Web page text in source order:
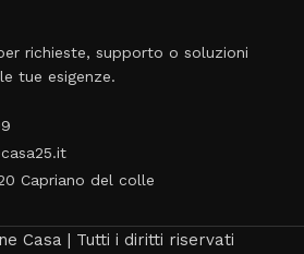
richieste, supporto o soluzioni
tue esigenze.
Capriano del colle
Casa | Tutti i diritti riservati